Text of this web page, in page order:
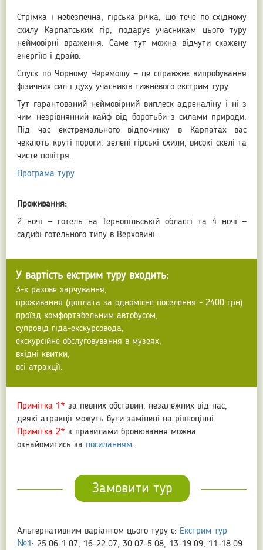
Стрімка і небезпечна, гірська річка, що тече по східному
схилу Карпатських гір, подарує учасникам цього туру
неймовірні враження. Саме тут можна відчути скажену
енергію і драйв.
Спуск по Чорному Черемошу — це справжнє випробування
фізичних сил і духу учасників тижневого екстрим туру.
Тут гарантований неймовірний виплеск адреналіну і ні з
чим незрівнянний кайф від боротьби з силами природи.
Під час екстремального відпочинку в Карпатах вас
чекають круті пороги, зелені гірські схили, високі скелі та
чисте повітря.
Програма туру
Проживання:
2 ночі — готель на Тернопільській області та 4 ночі —
садибі готельного типу в Верховині.
У вартість екстрим туру входить:
3-х разове харчування,
проживання (доплата за одномісне поселення - 2400 грн)
проїзд комфортабельним автобусом,
супровід гіда-екскурсовода,
екскурсійне обслуговування в музеях,
вхідні квитки,
всі атракції.
Примітка 1* за певних обставин, незалежних від нас,
деякі атракції можуть бути замінені на рівноцінні.
Примітка 2* з правилами бронювання можна
ознайомитись за посиланням.
Замовити тур
Альтернативним варіантом цього туру є: Екстрим тур
№1: 25.06-1.07, 16-22.07, 30.07-5.08, 13-19.09, 11-18.09